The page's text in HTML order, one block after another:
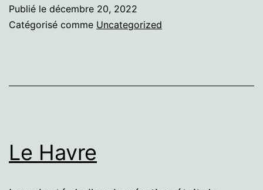
Publié le décembre 20, 2022
Catégorisé comme Uncategorized
Le Havre